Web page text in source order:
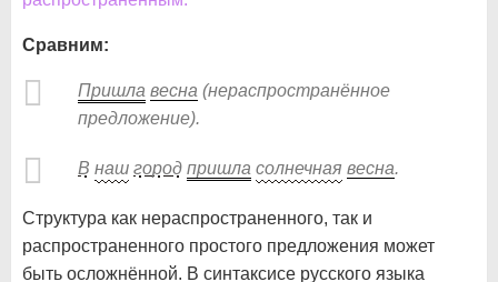
Сравним:
Пришла весна (нераспространённое
предложение).
В наш город пришла солнечная весна.
Структура как нераспространенного, так и
распространенного простого предложения может
быть осложнённой. В синтаксисе русского языка